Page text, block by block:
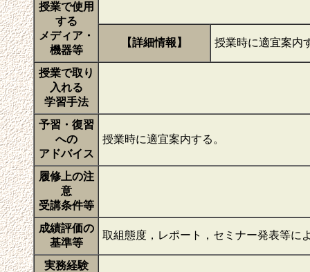
授業で使用
する
メディア・
機器等
【詳細情報】 授業時に適宜案内
授業で取り
入れる
学習手法
予習・復習
への
アドバイス
授業時に適宜案内する。
履修上の注
意
受講条件等
成績評価の
基準等
取組態度，レポート，セミナー発表等に
実務経験